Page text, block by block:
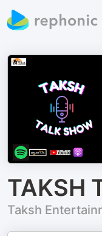
TAKSH
Taksh